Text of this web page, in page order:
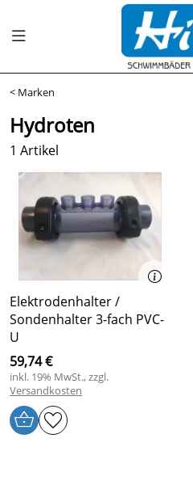
< Marken
Hydroten
1 Artikel
Elektrodenhalter /
Sondenhalter 3-fach PVC-
U
59,74 €
inkl. 19% MwSt., zzgl.
Versandkosten